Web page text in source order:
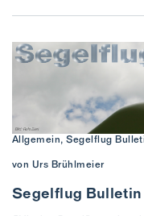
Allgemein, Segelflug
von Urs Brühlmeier
Segelflug Bulletin